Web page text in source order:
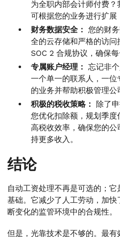
为全职内部会计师付费？
可根据您的业务进行扩展
财务数据安全： 您的财
全的云存储和严格的访
SOC 2 合规协议，确保
专属账户经理： 忘记非
一个单一的联系人，一
的业务并帮助积极管理公
积极的税收策略：
除了
您优化扣除额，规划季
高税收效率，确保您的
持更多收入。
结论
自动工资处理不再是可选的；
基础。它减少了人工劳动，加
断变化的监管环境中的合规性。
但是，光靠技术是不够的。最